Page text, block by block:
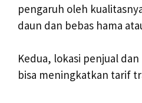
pengaruh oleh
daun dan bebas hama
Kedua, lokasi penjual
bisa meningkatkan tarif